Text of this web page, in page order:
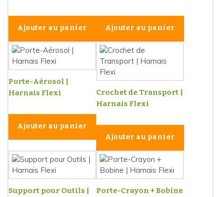
Ajouter au panier Ajouter au panier
Porte-Aérosol |
Harnais Flexi
Ajouter au panier
Crochet de Transport |
Harnais Flexi
Ajouter au panier
Support pour Outils |
Porte-Crayon + Bobine